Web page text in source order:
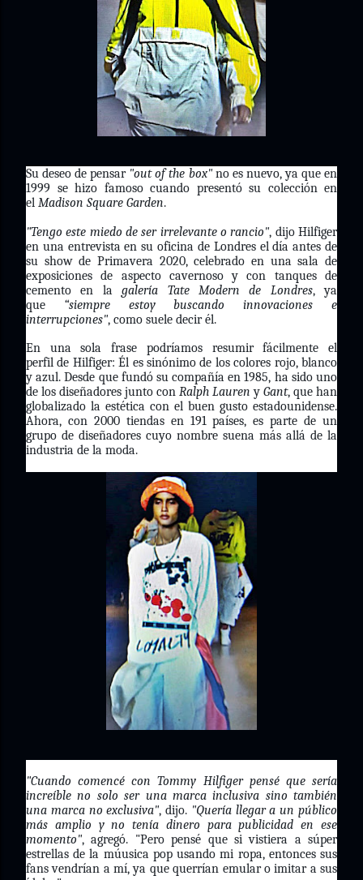
Su deseo de pensar "out of the box" no es nuevo, ya que en
1999 se hizo famoso cuando presentó su colección en
el Madison Square Garden.
"Tengo este miedo de ser irrelevante o rancio", dijo Hilfiger
en una entrevista en su oficina de Londres el día antes de
su show de Primavera 2020, celebrado en una sala de
exposiciones de aspecto cavernoso y con tanques de
cemento en lagalería Tate Modern de Londres, ya
que “siempre estoy buscando innovaciones e
interrupciones", como suele decir él.
En una sola frase podríamos resumir fácilmente el
perfil de Hilfiger: Él es sinónimo de los colores rojo, blanco
y azul. Desde que fundó su compañía en 1985, ha sido uno
de los diseñadores junto con Ralph Lauren y Gant, que han
globalizado la estética con el buen gusto estadounidense.
Ahora, con 2000 tiendas en 191 países, es parte de un
grupo de diseñadores cuyo nombre suena más allá de la
industria de la moda.
"Cuando comencé con Tommy Hilfiger pensé que sería
increíble no solo ser una marca inclusiva sino también
una marca no exclusiva", dijo. "Quería llegar a un público
más amplio y no tenía dinero para publicidad en ese
momento", agregó. "Pero pensé que si vistiera a súper
estrellas de la múusica pop usando mi ropa, entonces sus
fans vendrían a mí, ya que querrían emular o imitar a sus